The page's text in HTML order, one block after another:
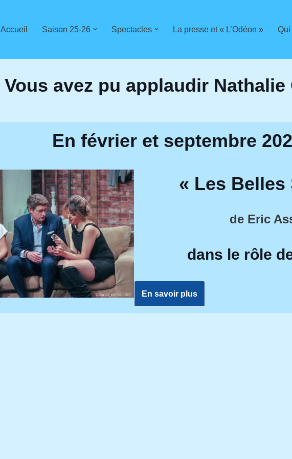
Accueil Saison 25-26 Spectacles La presse et « L’Odéon » Qui
Vous avez pu applaudir Nathalie
En février et septembre
« Les Belles
de Eric
dans le rôle
En savoir plus